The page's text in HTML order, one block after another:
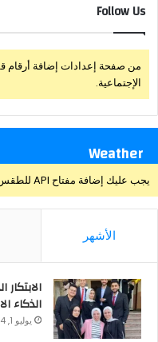
Follow Us
من صفحة إعدادات إضافة أرقام
الإجتماعية.
Weather
يجب عليك إضافة مفتاح API للطقس من خلال صفحة إعدادات القالب > الدمج
الأشهر
الذكاء
يوليو 1, 2024